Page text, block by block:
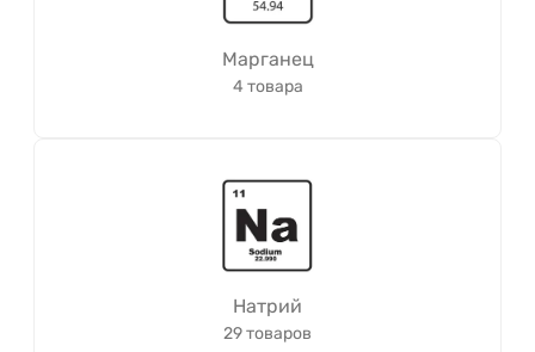
Марганец
4 товара
Натрий
29 товаров